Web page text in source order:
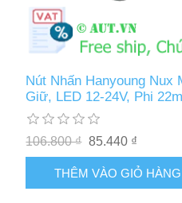
Nút Nhấn Hanyoung Nux
Giữ, LED 12-24V, Phi
106.800 ₫ 85.440 ₫
THÊM VÀO GIỎ HÀNG